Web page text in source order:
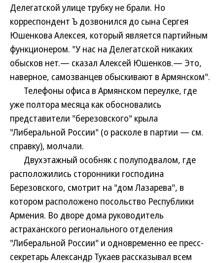
Делегатской улице трубку не брали. Но
корреспондент Ъ дозвонился до сына Сергея
Юшенкова Алексея, который является партийным
функционером. "У нас на Делегатской никаких
обысков нет.— сказал Алексей Юшенков.— Это,
наверное, самозванцев обыскивают в Армянском".
Телефоны офиса в Армянском переулке, где
уже полтора месяца как обосновались
представители "березовского" крыла
"Либеральной России" (о расколе в партии — см.
справку), молчали.
Двухэтажный особняк с полуподвалом, где
расположились сторонники господина
Березовского, смотрит на "дом Лазарева", в
котором расположено посольство Республики
Армения. Во дворе дома руководитель
астраханского регионального отделения
"Либеральной России" и одновременно ее пресс-
секретарь Александр Тукаев рассказывал всем